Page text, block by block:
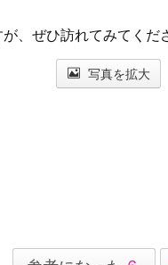
、ぜひ訪れてみてくだ
写真を拡大